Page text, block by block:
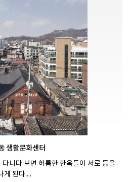
생활문화센터
니다 보면 허름한 한옥들이 서로 등을
게 된다....